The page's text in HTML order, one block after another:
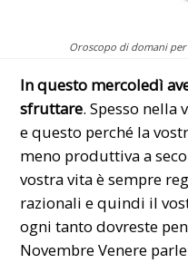
Oroscopo di domani
In questo mercoledì
sfruttare. Spesso nella
e questo perché la
meno produttiva a
vostra vita è sempre
razionali e quindi il
ogni tanto dovreste
Novembre Venere